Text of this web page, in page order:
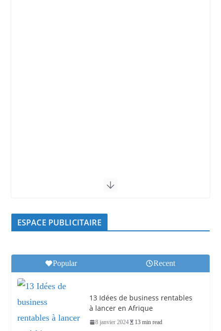
ESPACE PUBLICITAIRE
Popular Recent
13 Idées de business rentables
à lancer en Afrique
8 janvier 2024 13 min read